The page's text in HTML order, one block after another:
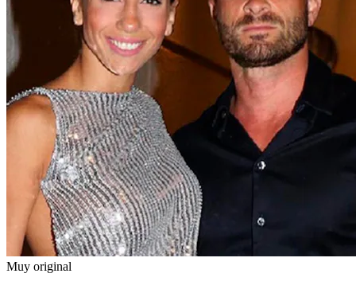
Muy original